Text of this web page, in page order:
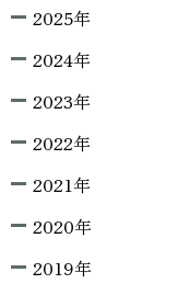
2025年
2024年
2023年
2022年
2021年
2020年
2019年